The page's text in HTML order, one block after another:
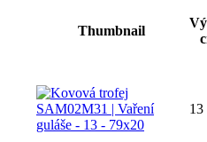
Thumbnail
13